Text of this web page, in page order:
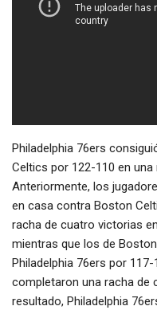
Philadelphia 76ers
Celtics por 122-110 en una
Anteriormente, los
en casa contra Boston
racha de cuatro victorias
mientras que los de
Philadelphia 76ers por
completaron una racha de
resultado, Philadelphia